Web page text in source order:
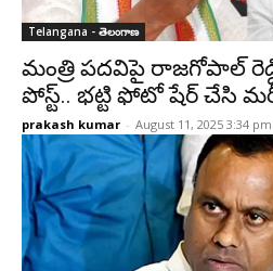
Telangana - తెలంగాణ
మంత్రి పదవిపై రాజగోపాల్
పోస్ట్.. భట్టి ఫోటో షేర్ చేసి
prakash kumar - August 11, 2025 3:34 pm